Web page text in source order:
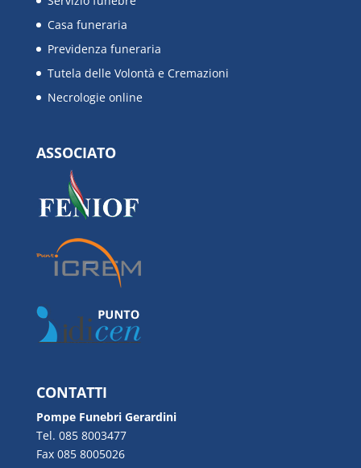
Casa funeraria
Previdenza funeraria
Tutela delle Volontà e Cremazioni
Necrologie online
ASSOCIATO
CONTATTI
Pompe Funebri Gerardini
Tel. 085 8003477
Fax 085 8005026